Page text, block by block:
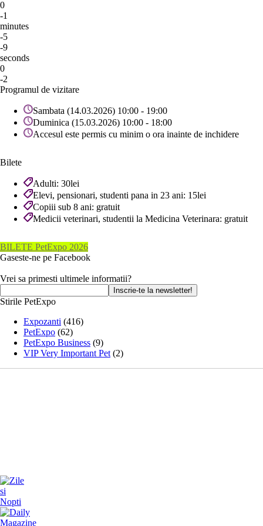
0
-1
minutes
-5
-9
seconds
0
-2
Programul de vizitare
Sambata (14.03.2026) 10:00 - 19:00
Duminica (15.03.2026) 10:00 - 18:00
Accesul este permis cu minim o ora inainte de inchidere
Bilete
Adulti: 30lei
Elevi, pensionari, studenti pana in 23 ani: 15lei
Copiii sub 8 ani: gratuit
Medicii veterinari, studentii la Medicina Veterinara: gratuit
BILETE PetExpo 2026
Gaseste-ne pe Facebook
Vrei sa primesti ultimele informatii?
Stirile PetExpo
Expozanti (416)
PetExpo (62)
PetExpo Business (9)
VIP Very Important Pet (2)